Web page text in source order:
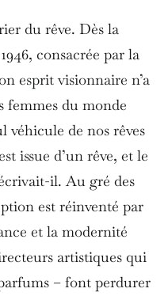
du rêve. Dès la
consacrée par la
esprit visionnaire n’a
femmes du monde
véhicule de nos rêves
issue d’un rêve, et le
il. Au gré des
est réinventé par
et la modernité
artistiques qui
– font perdurer